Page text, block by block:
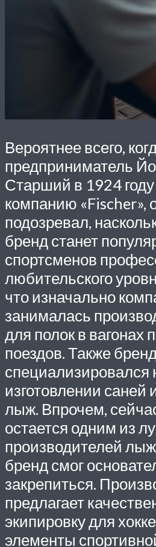
Вероятнее всего,
предприниматель
Старший в 1924
компанию «Fischer»,
подозревал,
бренд станет
спортсменов
любительского
что изначально
занималась
для полок в вагонах
поездов. Также бренд
специализировался
изготовлении саней
лыж. Впрочем,
остается одним из
производителей
бренд смог
закрепиться.
предлагает
экипировку для
элементы